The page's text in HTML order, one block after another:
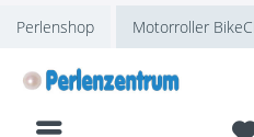
Perlenshop Motorroller